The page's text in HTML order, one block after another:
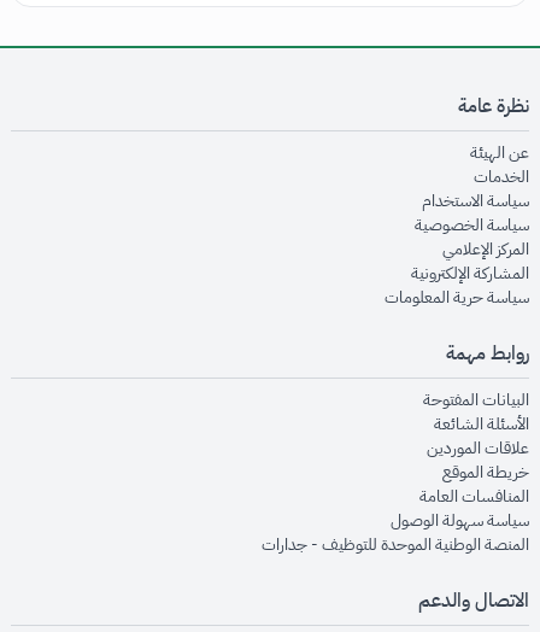
نظرة عامة
عن الهيئةopens in new window
الخدماتopens in new window
سياسة الاستخدام
سياسة الخصوصيةopens in new window
المركز الإعلاميopens in new window
المشاركة الإلكترونيةopens in new window
سياسة حرية المعلوماتopens in new window
روابط مهمة
البيانات المفتوحةopens in new window
الأسئلة الشائعةopens in new window
علاقات الموردينopens in new window
خريطة الموقعopens in new window
المنافسات العامةopens in new window
سياسة سهولة الوصولopens in new window
المنصة الوطنية الموحدة للتوظيف - جداراتopens in new window
الاتصال والدعم